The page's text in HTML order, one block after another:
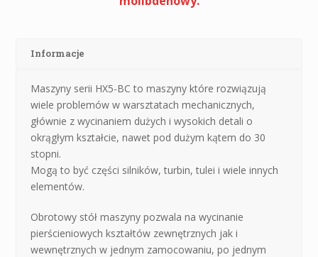
Informacje
Maszyny serii HX5-BC to maszyny które rozwiązują
wiele problemów w warsztatach mechanicznych,
głównie z wycinaniem dużych i wysokich detali o
okrągłym kształcie, nawet pod dużym kątem do 30
stopni.
Mogą to być części silników, turbin, tulei i wiele innych
elementów.
Obrotowy stół maszyny pozwala na wycinanie
pierścieniowych kształtów zewnętrznych jak i
wewnętrznych w jednym zamocowaniu, po jednym